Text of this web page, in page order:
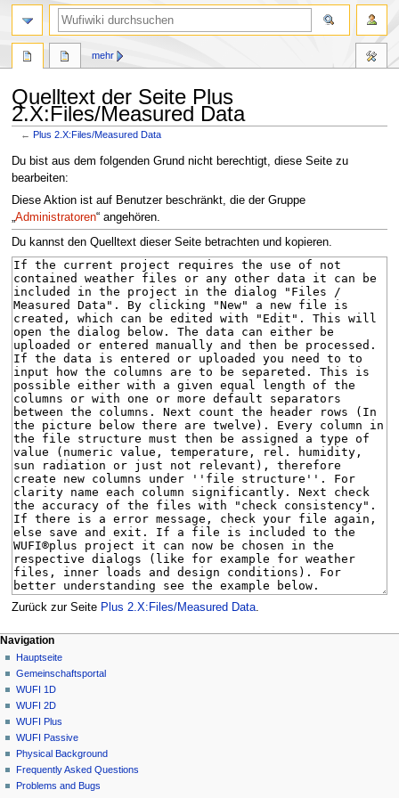
Quelltext der Seite Plus
2.X:Files/Measured Data
←Plus 2.X:Files/Measured Data
Zur
Navigation
springen
Zur
Suche
springen
Du bist aus dem folgenden Grund nicht berechtigt, diese Seite zu
bearbeiten:
Diese Aktion ist auf Benutzer beschränkt, die der Gruppe
„Administratoren“ angehören.
Du kannst den Quelltext dieser Seite betrachten und kopieren.
Zurück zur Seite Plus 2.X:Files/Measured Data.
N
a
v
g
a
Seitenaktionen
Seite
Diskussion
Lesen
Quelltext
anzeigen
Versionsgeschichte
mehr
Meine Werkzeuge
Anmelden
Navigation
Hauptseite
Gemeinschafts­portal
WUFI 1D
WUFI 2D
WUFI Plus
WUFI Passive
Physical Background
Frequently Asked Questions
Problems and Bugs
Suche